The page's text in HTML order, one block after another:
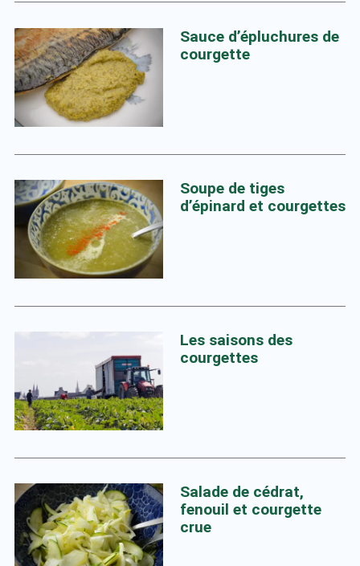
Sauce d’épluchures de
courgette
Soupe de tiges
d’épinard et courgettes
Les saisons des
courgettes
Salade de cédrat,
fenouil et courgette
crue